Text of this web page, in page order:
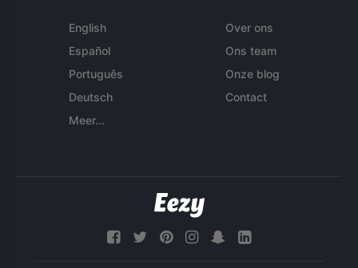
English
Español
Português
Deutsch
Meer...
Over ons
Ons team
Onze blog
Contact